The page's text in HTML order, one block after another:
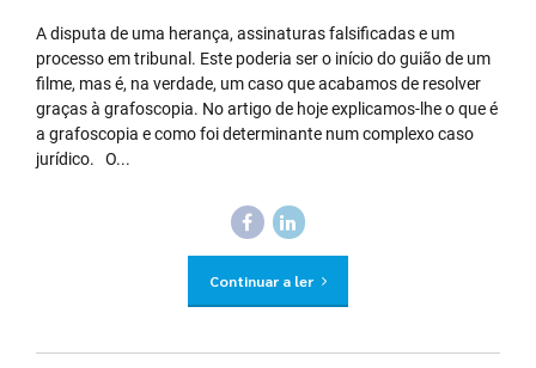
A disputa de uma herança, assinaturas falsificadas e um
processo em tribunal. Este poderia ser o início do guião de um
filme, mas é, na verdade, um caso que acabamos de resolver
graças à grafoscopia. No artigo de hoje explicamos-lhe o que é
a grafoscopia e como foi determinante num complexo caso
jurídico. O...
Continuar a ler